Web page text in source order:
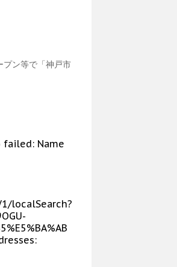
ン等で「神戸市
failed: Name
localSearch?